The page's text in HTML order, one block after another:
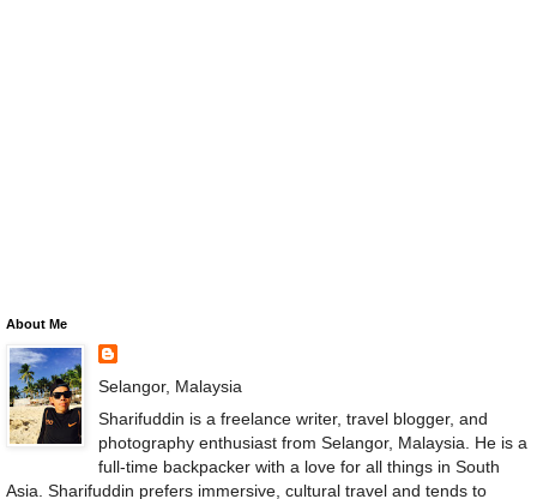
About Me
Selangor, Malaysia
Sharifuddin is a freelance writer, travel blogger, and
photography enthusiast from Selangor, Malaysia. He is a
full-time backpacker with a love for all things in South
Asia. Sharifuddin prefers immersive, cultural travel and tends to